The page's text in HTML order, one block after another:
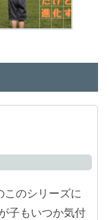
のシリーズに
子もいつか気付